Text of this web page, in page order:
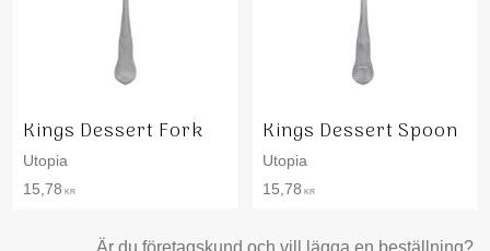
Kings Dessert Fork
Utopia
15,78 KR
Kings Dessert Spoon
Utopia
15,78 KR